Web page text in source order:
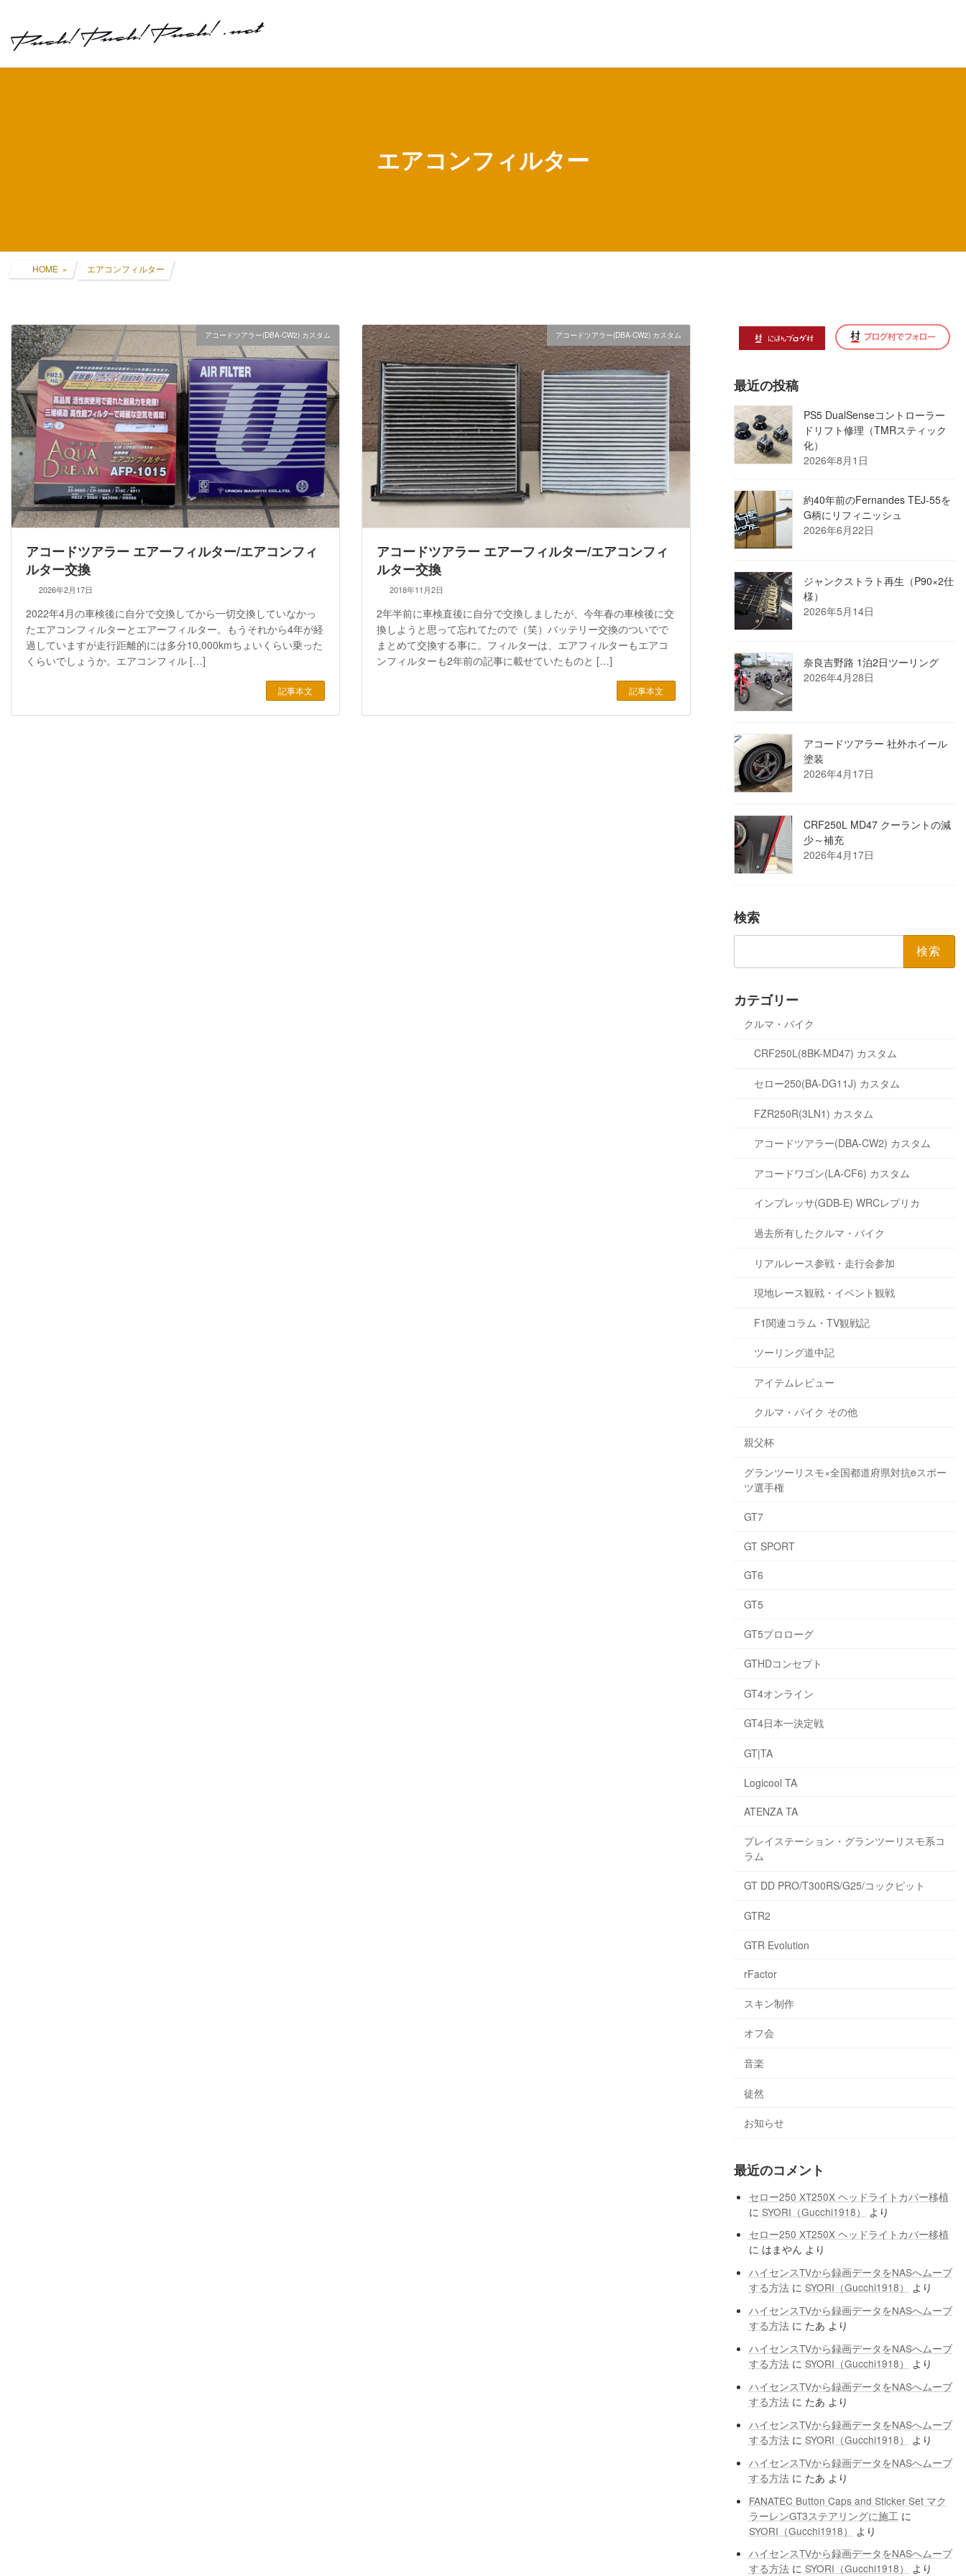
エアコンフィルター
HOME エアコンフィルター
アコードツアラー(DBA-CW2) カスタム
アコードツアラー エアーフィルター/エアコンフィ
ルター交換
2026年2月17日
2022年4月の車検後に自分で交換してから一切交換していなかっ
たエアコンフィルターとエアーフィルター。もうそれから4年が経
過していますが走行距離的には多分10,000kmちょいくらい乗った
くらいでしょうか。エアコンフィル […]
記事本文
アコードツアラー(DBA-CW2) カスタム
アコードツアラー エアーフィルター/エアコンフィ
ルター交換
2018年11月2日
2年半前に車検直後に自分で交換しましたが、今年春の車検後に交
換しようと思って忘れてたので（笑）バッテリー交換のついでで
まとめて交換する事に。フィルターは、エアフィルターもエアコ
ンフィルターも2年前の記事に載せていたものと […]
記事本文
最近の投稿
PS5 DualSenseコントローラー
ドリフト修理（TMRスティック
化）
2026年8月1日
約40年前のFernandes TEJ-55を
G柄にリフィニッシュ
2026年6月22日
ジャンクストラト再生（P90×2仕
様）
2026年5月14日
奈良吉野路 1泊2日ツーリング
2026年4月28日
アコードツアラー 社外ホイール
塗装
2026年4月17日
CRF250L MD47 クーラントの減
少～補充
2026年4月17日
検索
カテゴリー
クルマ・バイク
CRF250L(8BK-MD47) カスタム
セロー250(BA-DG11J) カスタム
FZR250R(3LN1) カスタム
アコードツアラー(DBA-CW2) カスタム
アコードワゴン(LA-CF6) カスタム
インプレッサ(GDB-E) WRCレプリカ
過去所有したクルマ・バイク
リアルレース参戦・走行会参加
現地レース観戦・イベント観戦
F1関連コラム・TV観戦記
ツーリング道中記
アイテムレビュー
クルマ・バイク その他
親父杯
グランツーリスモ×全国都道府県対抗eスポー
ツ選手権
GT7
GT SPORT
GT6
GT5
GT5プロローグ
GTHDコンセプト
GT4オンライン
GT4日本一決定戦
GT|TA
Logicool TA
ATENZA TA
プレイステーション・グランツーリスモ系コ
ラム
GT DD PRO/T300RS/G25/コックピット
GTR2
GTR Evolution
rFactor
スキン制作
オフ会
音楽
徒然
お知らせ
最近のコメント
セロー250 XT250X ヘッドライトカバー移植
に SYORI（Gucchi1918）
より
セロー250 XT250X ヘッドライトカバー移植
に はまやん より
ハイセンスTVから録画データをNASへムーブ
する方法に SYORI（Gucchi1918）
より
ハイセンスTVから録画データをNASへムーブ
する方法に たあ より
ハイセンスTVから録画データをNASへムーブ
する方法に SYORI（Gucchi1918）
より
ハイセンスTVから録画データをNASへムーブ
する方法に たあ より
ハイセンスTVから録画データをNASへムーブ
する方法に SYORI（Gucchi1918）
より
ハイセンスTVから録画データをNASへムーブ
する方法に たあ より
FANATEC Button Caps and Sticker Set マク
ラーレンGT3ステアリングに施工 に
SYORI（Gucchi1918）
より
ハイセンスTVから録画データをNASへムーブ
する方法に SYORI（Gucchi1918） より